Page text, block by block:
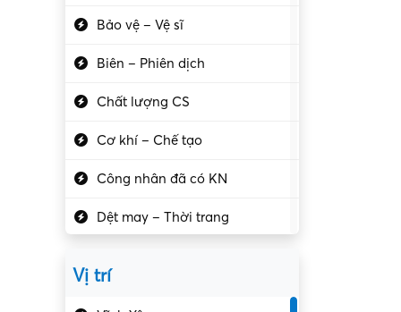
Bảo vệ – Vệ sĩ
Biên – Phiên dịch
Chất lượng CS
Cơ khí – Chế tạo
Công nhân đã có KN
Dệt may – Thời trang
Vị trí